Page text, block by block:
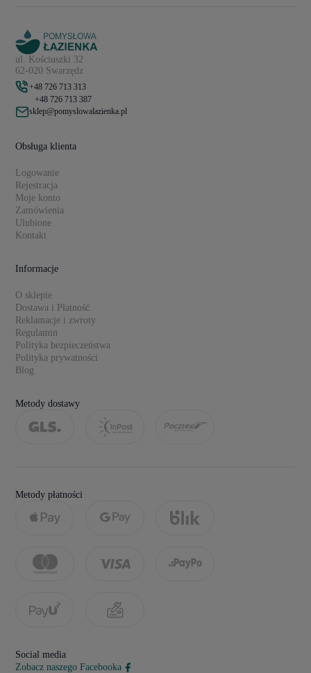
ul. Kościuszki 32
62-020 Swarzędz
+48 726 713 313
+48 726 713 387
sklep@pomyslowalazienka.pl
Obsługa klienta
Logowanie
Rejestracja
Moje konto
Zamówienia
Ulubione
Kontakt
Informacje
O sklepie
Dostawa i Płatność
Reklamacje i zwroty
Regulamin
Polityka bezpieczeństwa
Polityka prywatności
Blog
Metody dostawy
Metody płatności
Social media
Zobacz naszego Facebooka